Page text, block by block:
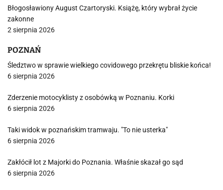
Błogosławiony August Czartoryski. Książę, który wybrał życie
zakonne
2 sierpnia 2026
POZNAŃ
Śledztwo w sprawie wielkiego covidowego przekrętu bliskie końca!
6 sierpnia 2026
Zderzenie motocyklisty z osobówką w Poznaniu. Korki
6 sierpnia 2026
Taki widok w poznańskim tramwaju. "To nie usterka"
6 sierpnia 2026
Zakłócił lot z Majorki do Poznania. Właśnie skazał go sąd
6 sierpnia 2026